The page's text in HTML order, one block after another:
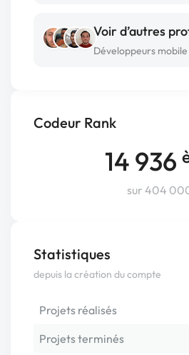
Codeur Rank
14 936
sur 404
Statistiques
depuis la création du compte
Projets réalisés
Projets terminés
Voir d’autres
Développeurs